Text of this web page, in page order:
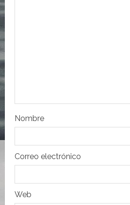
r
a
d
a
s
Nombre
Correo electrónico
Web